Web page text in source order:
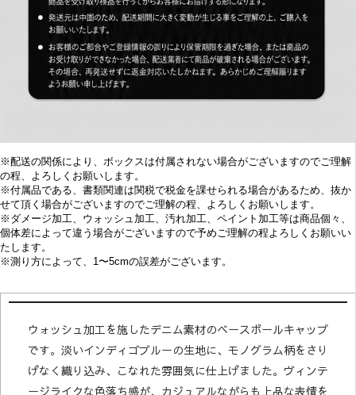
※配送の関係により、ボックスは付属されない場合がございますのでご理解
の程、よろしくお願いします。
※付属品である、書類関連は関税で税金を課せられる場合があるため、抜か
せて頂く場合がございますのでご理解の程、よろしくお願いします。
※ ダメージ加工、 ウォッシュ加工、汚れ加工、ペイント加工等は商品個々、
個体差によって違う場合がございますので予めご理解の程よろしくお願いい
たします。
※測り方によって、1〜5cmの誤差がございます。
ウォッシュ加工を施したデニム素材のベースボールキャップ
です。淡いインディゴブルーの生地に、モノグラム柄をさり
げなく織り込み、こなれた雰囲気に仕上げました。ヴィンテ
ージライクな色落ち感が、カジュアルながらも上品な表情を